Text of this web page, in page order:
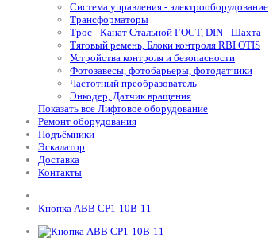
Система управления - электрооборудование
Трансформаторы
Трос - Канат Стальной ГОСТ, DIN - Шахта
Тяговый ремень, Блоки контроля RBI OTIS
Устройства контроля и безопасности
Фотозавесы, фотобарьеры, фотодатчики
Частотный преобразователь
Энкодер, Датчик вращения
Показать все Лифтовое оборудование
Ремонт оборудования
Подъёмники
Эскалатор
Доставка
Контакты
Кнопка ABB CP1-10B-11